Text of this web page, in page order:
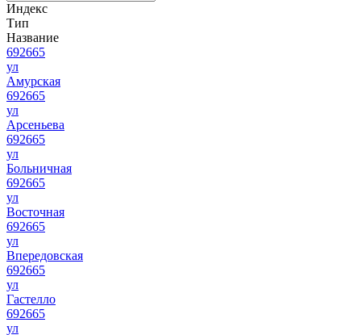
Индекс
Тип
Название
692665
ул
Амурская
692665
ул
Арсеньева
692665
ул
Больничная
692665
ул
Восточная
692665
ул
Впередовская
692665
ул
Гастелло
692665
ул